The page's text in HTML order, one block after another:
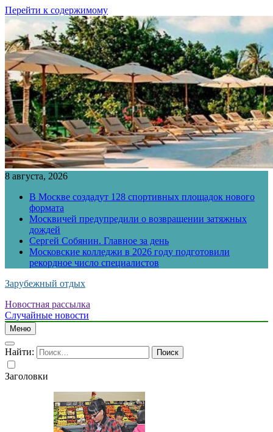
Перейти к содержимому
8 августа, 2026
В Москве создадут 128 спортивных площадок нового
формата
Москвичей предупредили о возвращении затяжных
дождей
Сергей Собянин. Главное за день
Московские колледжи в 2026 году подготовили
рекордное число специалистов
Зарубежный отдых
Новостная рассылка
Случайные новости
Меню
Найти:
Заголовки